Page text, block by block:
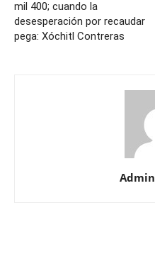
mil 400; cuando la
desesperación por recaudar
pega: Xóchitl Contreras